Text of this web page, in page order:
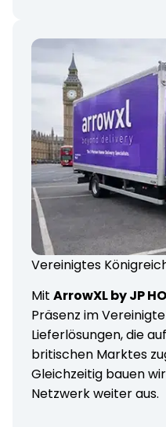
Vereinigtes
Mit ArrowXL by JP
Präsenz im
Lieferlösungen, die
britischen Marktes
Gleichzeitig bauen
Netzwerk weiter aus.